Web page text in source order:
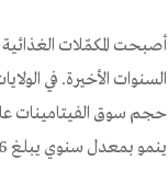
أصبحت المكمّلات
ينمو بمعدل سنوي يبلغ 6% بين عامي 2024 و2030.